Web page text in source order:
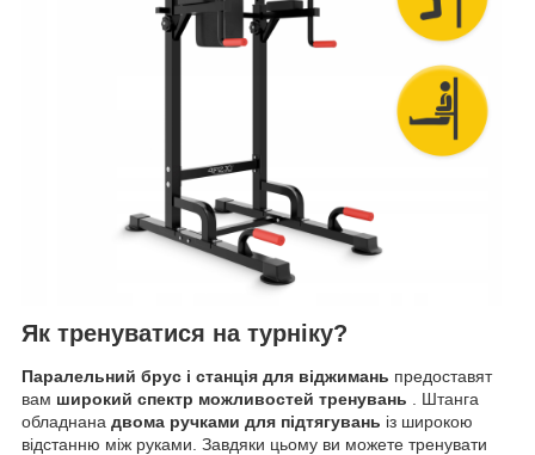
Як тренуватися на турніку?
Паралельний брус і станція для віджимань предоставят
вам широкий спектр можливостей тренувань . Штанга
обладнана двома ручками для підтягувань із широкою
відстанню між руками. Завдяки цьому ви можете тренувати